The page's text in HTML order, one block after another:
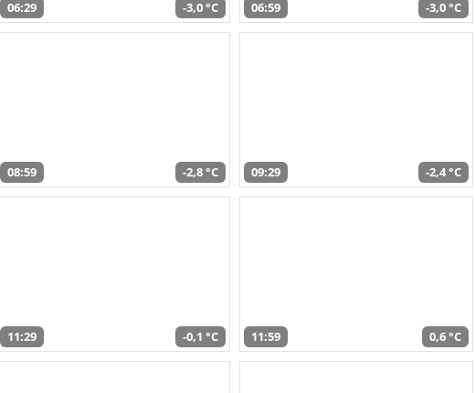
06:29 -3,0 °C 06:59 -3,0 °C
08:59 -2,8 °C 09:29 -2,4 °C
11:29 -0,1 °C 11:59 0,6 °C